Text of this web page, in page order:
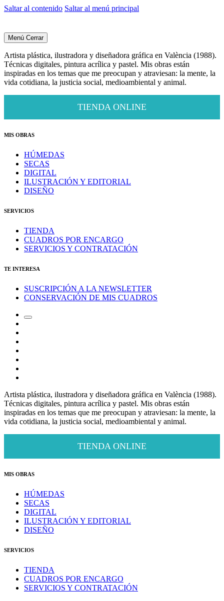
Saltar al contenido Saltar al menú principal
Menú Cerrar
Artista plástica, ilustradora y diseñadora gráfica en València (1988).
Técnicas digitales, pintura acrílica y pastel. Mis obras están
inspiradas en los temas que me preocupan y atraviesan: la mente, la
vida cotidiana, la justicia social, medioambiental y animal.
TIENDA ONLINE
MIS OBRAS
HÚMEDAS
SECAS
DIGITAL
ILUSTRACIÓN Y EDITORIAL
DISEÑO
SERVICIOS
TIENDA
CUADROS POR ENCARGO
SERVICIOS Y CONTRATACIÓN
TE INTERESA
SUSCRIPCIÓN A LA NEWSLETTER
CONSERVACIÓN DE MIS CUADROS
Alternar
Artista plástica, ilustradora y diseñadora gráfica en València (1988).
Técnicas digitales, pintura acrílica y pastel. Mis obras están
inspiradas en los temas que me preocupan y atraviesan: la mente, la
vida cotidiana, la justicia social, medioambiental y animal.
TIENDA ONLINE
MIS OBRAS
HÚMEDAS
SECAS
DIGITAL
ILUSTRACIÓN Y EDITORIAL
DISEÑO
SERVICIOS
TIENDA
CUADROS POR ENCARGO
SERVICIOS Y CONTRATACIÓN